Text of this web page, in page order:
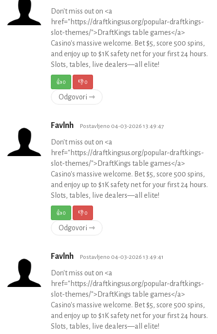
Don't miss out on <a
href="https://draftkingsus.org/popular-draftkings-
slot-themes/">DraftKings table games</a>
Casino's massive welcome. Bet $5, score 500 spins,
and enjoy up to $1K safety net for your first 24 hours.
Slots, tables, live dealers—all elite!
👍0 👎0
Odgovori ⇾
Favlnh Postavljeno 04-03-2026 13:49:47
Don't miss out on <a
href="https://draftkingsus.org/popular-draftkings-
slot-themes/">DraftKings table games</a>
Casino's massive welcome. Bet $5, score 500 spins,
and enjoy up to $1K safety net for your first 24 hours.
Slots, tables, live dealers—all elite!
👍0 👎0
Odgovori ⇾
Favlnh Postavljeno 04-03-2026 13:49:41
Don't miss out on <a
href="https://draftkingsus.org/popular-draftkings-
slot-themes/">DraftKings table games</a>
Casino's massive welcome. Bet $5, score 500 spins,
and enjoy up to $1K safety net for your first 24 hours.
Slots, tables, live dealers—all elite!